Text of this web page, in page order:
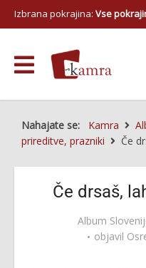
Izbrana pokrajina: Vse
Nahajate se: Kamra
prireditve, prazniki
Če
Če drsaš,
Album
objavil